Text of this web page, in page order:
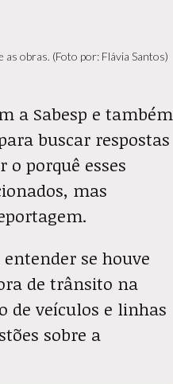
obras. (Foto por: Flávia Santos)
a Sabesp e também
buscar respostas
porquê esses
mas
se houve
de trânsito na
de veículos e linhas
sobre a